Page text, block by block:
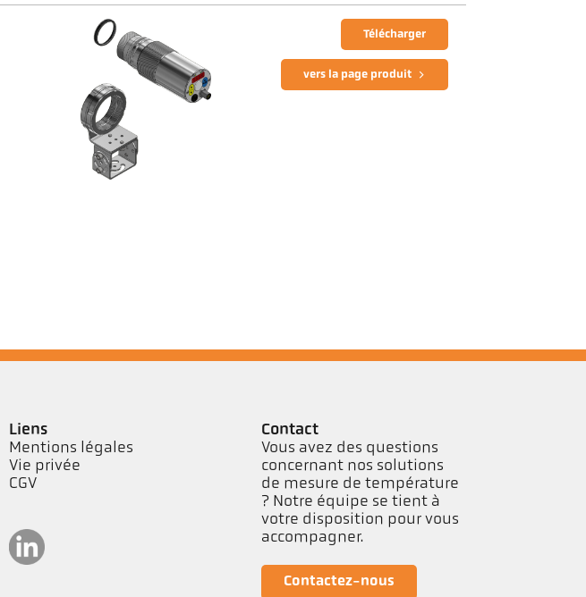
Télécharger
vers la page produit
Liens
Mentions légales
Vie privée
CGV
Contact
Vous avez des questions
concernant nos solutions
de mesure de température
? Notre équipe se tient à
votre disposition pour vous
accompagner.
Contactez-nous